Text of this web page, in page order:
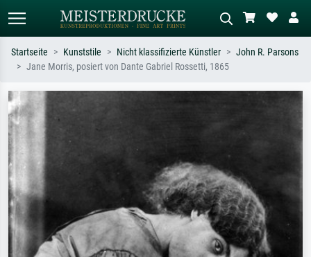
Suchen Sie nach Künstlern, Werktiteln
Sternennacht, Impressionismus, Welle
Hokusai, Akt.
Startseite Kunststile Nicht klassifizierte Künstler
John R. Parsons
Jane Morris, posiert von Dante Gabriel Rossetti, 1865